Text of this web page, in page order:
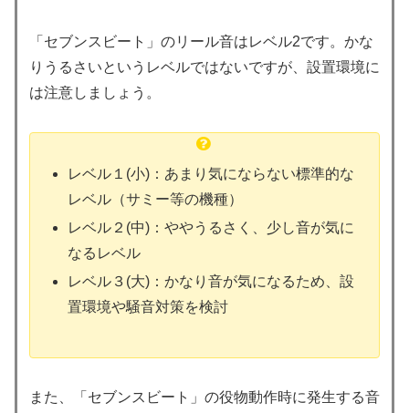
「セブンスビート」のリール音はレベル2です。かな
りうるさいというレベルではないですが、設置環境に
は注意しましょう。
レベル１(小)：あまり気にならない標準的な
レベル（サミー等の機種）
レベル２(中)：ややうるさく、少し音が気に
なるレベル
レベル３(大)：かなり音が気になるため、設
置環境や騒音対策を検討
また、「セブンスビート」の役物動作時に発生する音